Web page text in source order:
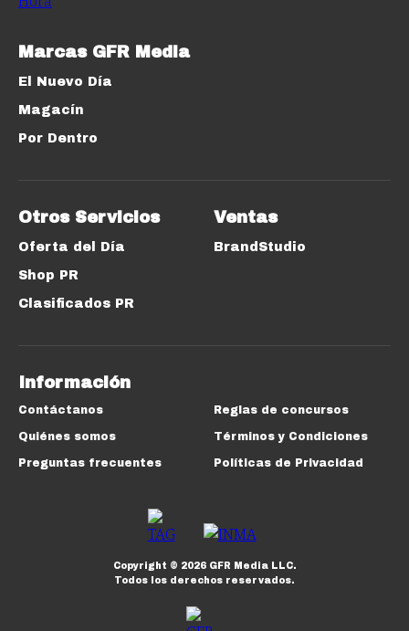
Marcas GFR Media
El Nuevo Día
Magacín
Por Dentro
Otros Servicios
Oferta del Día
Shop PR
Clasificados PR
Ventas
BrandStudio
Información
Contáctanos
Quiénes somos
Preguntas frecuentes
Reglas de concursos
Términos y Condiciones
Políticas de Privacidad
Copyright © 2026GFR Media LLC.
Todos los derechos reservados.